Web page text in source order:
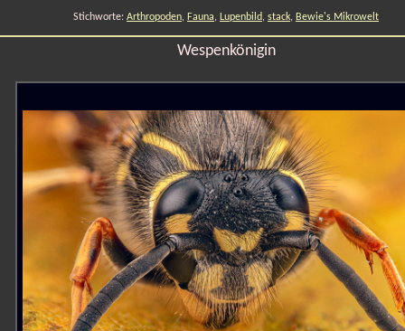
Stichworte: Arthropoden, Fauna, Lupenbild, stack, Bewie's Mikrowelt
Wespenkönigin